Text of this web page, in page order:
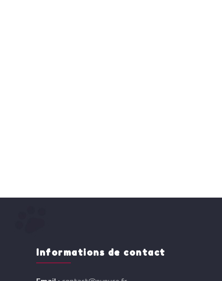
Informations de contact